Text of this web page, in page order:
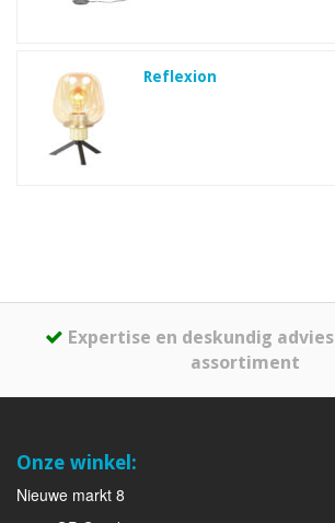
Reflexion
Expertise en deskundig advies
assortiment
Onze winkel:
Nieuwe markt 8